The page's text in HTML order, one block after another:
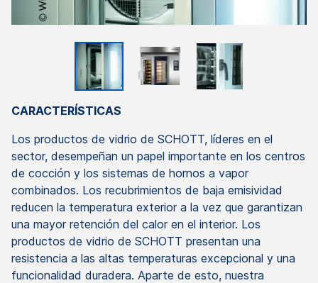
CARACTERÍSTICAS
Los productos de vidrio de SCHOTT, líderes en el
sector, desempeñan un papel importante en los centros
de cocción y los sistemas de hornos a vapor
combinados. Los recubrimientos de baja emisividad
reducen la temperatura exterior a la vez que garantizan
una mayor retención del calor en el interior. Los
productos de vidrio de SCHOTT presentan una
resistencia a las altas temperaturas excepcional y una
funcionalidad duradera. Aparte de esto, nuestra